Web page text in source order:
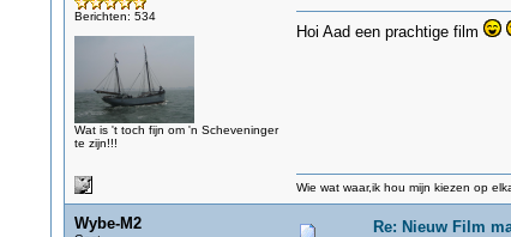
Berichten: 534
Wat is 't toch fijn om 'n Scheveninger
te zijn!!!
Hoi Aad een prachtige film
Wie wat waar,ik hou mijn kiezen op
Wybe-M2 Re: Nieuw Film